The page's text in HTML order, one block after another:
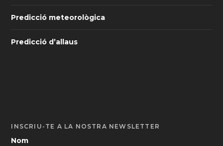
Predicció meteorològica
Predicció d’allaus
INSCRIU-TE A LA NOSTRA NEWSLETTER
Nom